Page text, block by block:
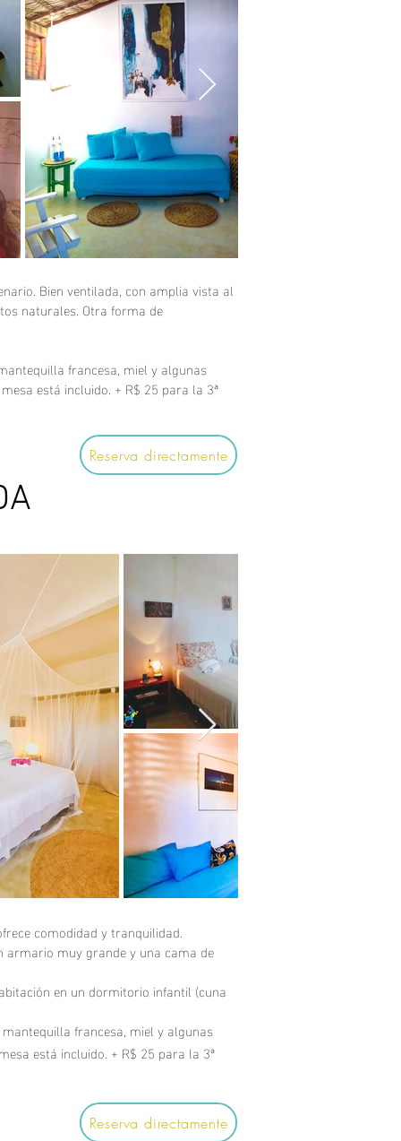
Bien ventilada, con amplia vista al
naturales. Otra forma de
francesa, miel y algunas
está incluido. + R$ 25 para la 3ª
Reserva directamente
comodidad y tranquilidad.
muy grande y una cama de
en un dormitorio infantil (cuna
francesa, miel y algunas
está incluido. + R$ 25 para la 3ª
Reserva directamente